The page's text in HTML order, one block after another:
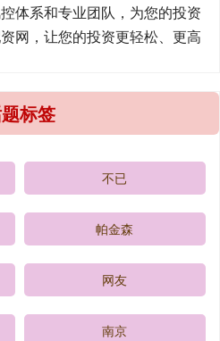
体系和专业团队，为您的投资
网，让您的投资更轻松、更高
标签
不已
帕金森
网友
南京